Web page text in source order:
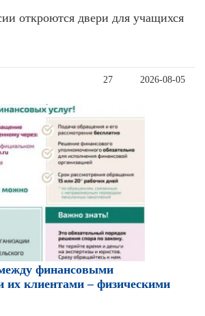
откроются двери для учащихся
2026-08-05
27
финансовыми
их клиентами – физическими